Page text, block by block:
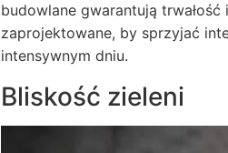
budowlane gwarantują
zaprojektowane, by sprzyjać
intensywnym dniu.
Bliskość zieleni